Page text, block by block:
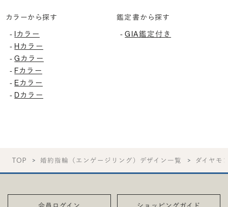
カラーから探す
- Iカラー
- Hカラー
-Gカラー
- Fカラー
- Eカラー
- Dカラー
鑑定書から探す
-GIA鑑定付き
TOP 婚約指輪（エンゲージリング）デザイン一覧 ダイヤモ